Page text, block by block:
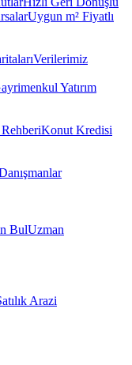
Uygun m² Fiyatlı
Verilerimiz
Yatırım
Konut Kredisi
BulUzman
Arazi